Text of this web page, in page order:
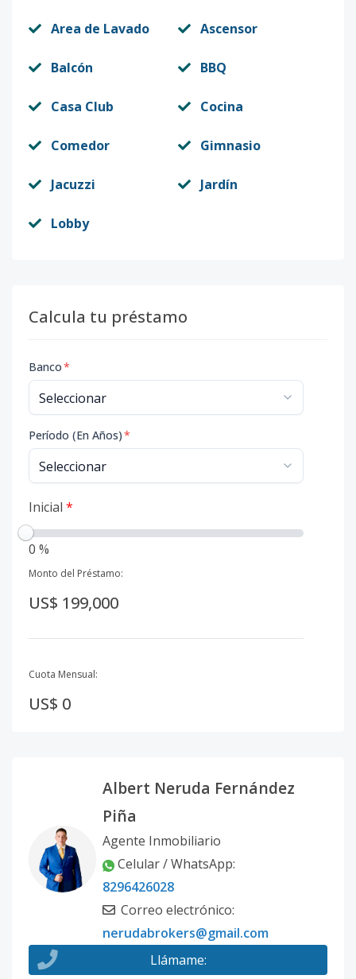
Area de Lavado Ascensor
Balcón BBQ
Casa Club Cocina
Comedor Gimnasio
Jacuzzi Jardín
Lobby
Calcula tu préstamo
Banco*
Período (En Años)*
Inicial *
0 %
Monto del Préstamo:
US$ 199,000
Cuota Mensual:
US$ 0
Albert Neruda Fernández
Piña
Agente Inmobiliario
Celular / WhatsApp:
8296426028
Correo electrónico:
nerudabrokers@gmail.com
Llámame: